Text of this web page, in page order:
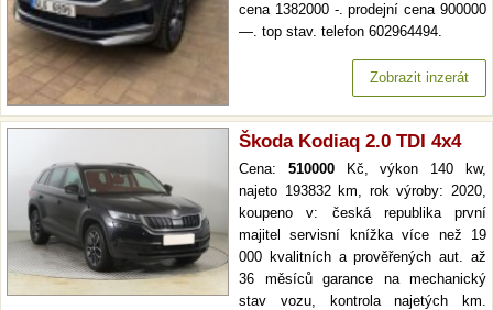
cena 1382000 -. prodejní cena 900000
—. top stav. telefon 602964494.
Zobrazit inzerát
Škoda Kodiaq 2.0 TDI 4x4
Cena: 510000Kč, výkon 140 kw,
najeto 193832 km, rok výroby: 2020,
koupeno v: česká republika první
majitel servisní knížka více než 19
000 kvalitních a prověřených aut. až
36 měsíců garance na mechanický
stav vozu, kontrola najetých km.